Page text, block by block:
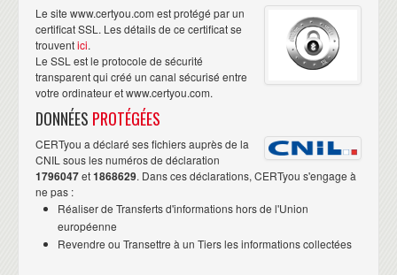
Le site www.certyou.com est protégé par un
certificat SSL. Les détails de ce certificat se
trouventici.
Le SSL est le protocole de sécurité
transparent qui créé un canal sécurisé entre
votre ordinateur et www.certyou.com.
DONNÉES PROTÉGÉES
CERTyou a déclaré ses fichiers auprès de la
CNIL sous les numéros de déclaration
1796047et1868629. Dans ces déclarations, CERTyou s'engage à
ne pas :
Réaliser de Transferts d'informations hors de l'Union
européenne
Revendre ou Transettre à un Tiers les informations collectées